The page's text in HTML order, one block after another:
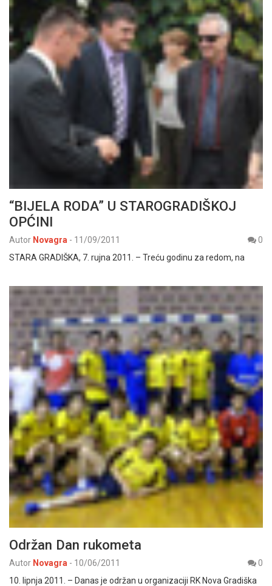
“BIJELA RODA” U STAROGRADIŠKOJ
OPĆINI
Autor Novagra - 11/09/2011
0
STARA GRADIŠKA, 7. rujna 2011. – Treću godinu za redom, na
Održan Dan rukometa
Autor Novagra - 10/06/2011
0
10. lipnja 2011. – Danas je održan u organizaciji RK Nova Gradiška